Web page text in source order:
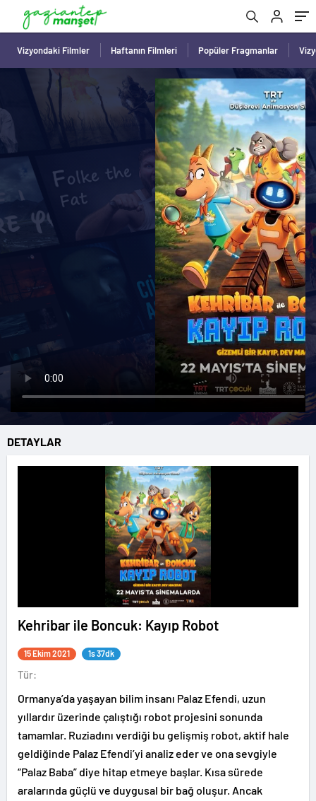
Vizyondaki Filmler Haftanın Filmleri Popüler Fragmanlar
DETAYLAR
Kehribar ile Boncuk: Kayıp Robot
15 Ekim 2021 1s 37dk
Tür:
Ormanya’da yaşayan bilim insanı Palaz Efendi, uzun
yıllardır üzerinde çalıştığı robot projesini sonunda
tamamlar. Ruziadını verdiği bu gelişmiş robot, aktif hale
geldiğinde Palaz Efendi’yi analiz eder ve ona sevgiyle
“Palaz Baba” diye hitap etmeye başlar. Kısa sürede
aralarında güçlü ve duygusal bir bağ oluşur. Ancak